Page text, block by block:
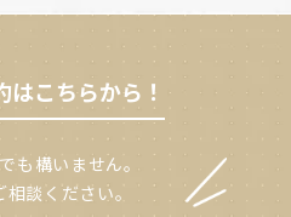
こちらから！
も構いません。
談ください。